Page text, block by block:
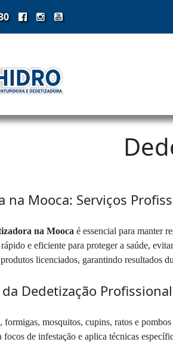
na Mooca: Serviços
na Mooca é essencial para manter
e eficiente para proteger a saúde,
licenciados, garantindo resultados
Dedetização Profissional
formigas, mosquitos, cupins, ratos e
focos de infestação e aplica técnicas